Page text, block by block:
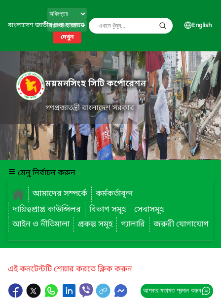
বাংলাদেশ জাতীয় তথ্য বাতায়ন
দেখুন
English
ময়মনসিংহ সিটি কর্পোরেশন
গণপ্রজাতন্ত্রী বাংলাদেশ সরকার
মেনু নির্বাচন করুন
আমাদের সম্পর্কে
কর্মকর্তাবৃন্দ
দায়িত্বপ্রাপ্ত কাউন্সিলর
বিভাগ সমূহ
সেবাসমূহ
আইন ও নীতিমালা
প্রকল্প সমূহ গ্যালারি জরুরী যোগাযোগ
এই কনটেন্টটি শেয়ার করতে ক্লিক করুন
আপনার মতামত প্রদান করুন